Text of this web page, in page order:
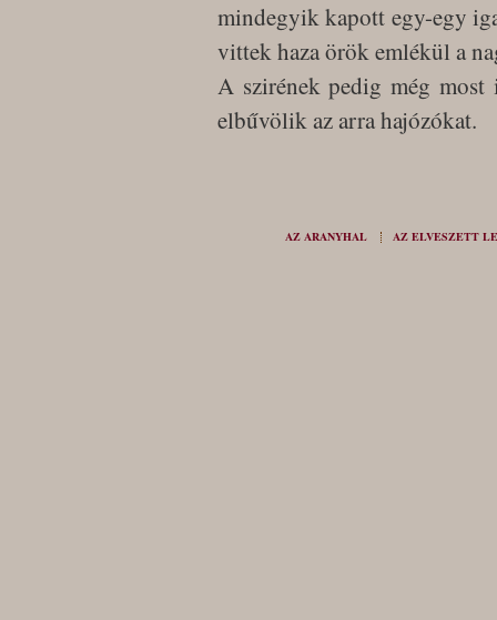
mindegyik kapott egy-egy
vittek haza örök emlékül a
A szirének pedig még most
elbűvölik az arra hajózókat.
AZ ARANYHAL AZ ELVESZETT